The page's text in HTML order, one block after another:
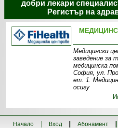
добри лекари
Регистър на
Медицински
заведение за
медицинска
София, ул.
ет. 1.
осигу
Начало Вход Абонамент